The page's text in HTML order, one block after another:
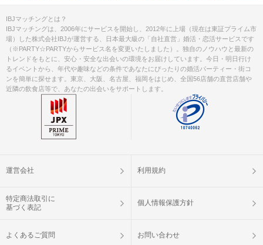
IBJマッチングとは？
IBJマッチングは、2006年にサービスを開始し、2012年に上場（現在は東証プライム市
場）した株式会社IBJが運営する、日本最大級の「自社直営」婚活・恋活サービスです
（※PARTY☆PARTYからサービス名を変更いたしました）。独自のノウハウと最新の
トレンドをもとに、安心・安全な出会いの環境をお届けしています。今日・明日行け
るイベントから、年代や趣味などの条件であなたにぴったりの婚活パーティー・街コ
ンを簡単に探せます。東京、大阪、名古屋、福岡をはじめ、全国56店舗の直営店舗や
近隣の飲食店等で、あなたの出会いをサポートします。
運営会社 利用規約
特定商法取引に
基づく表記
個人情報保護方針
よくあるご質問 お問い合わせ